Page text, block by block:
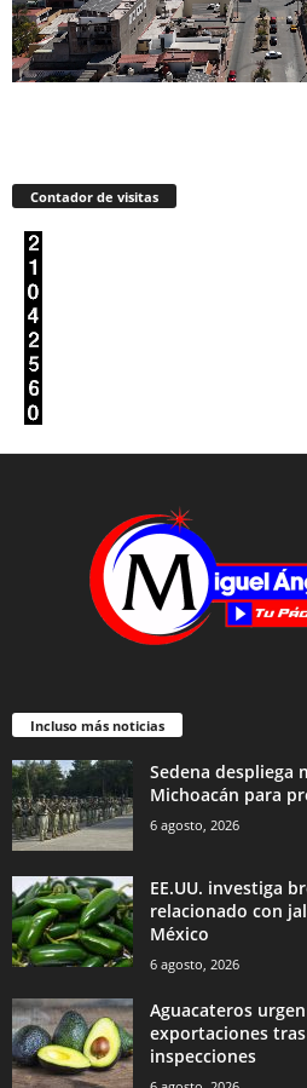
Contador de visitas
Incluso más noticias
Sedena despliega
Michoacán para
6 agosto, 2026
EE.UU. investiga
relacionado con
México
6 agosto, 2026
Aguacateros
exportaciones
inspecciones